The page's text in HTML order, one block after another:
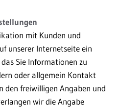
mit Kunden und
unserer Internetseite ein
Sie Informationen zu
oder allgemein Kontakt
den freiwilligen Angaben und
wir die Angabe